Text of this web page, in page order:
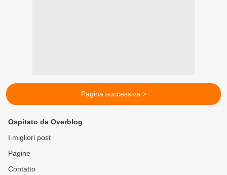
Pagina successiva >
Ospitato da Overblog
I migliori post
Pagine
Contatto